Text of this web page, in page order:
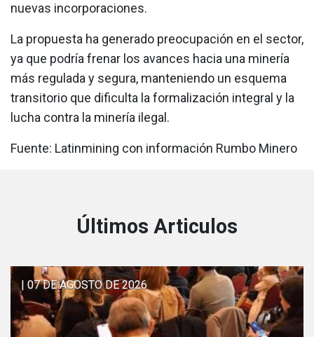
nuevas incorporaciones.
La propuesta ha generado preocupación en el sector,
ya que podría frenar los avances hacia una minería
más regulada y segura, manteniendo un esquema
transitorio que dificulta la formalización integral y la
lucha contra la minería ilegal.
Fuente: Latinmining con información Rumbo Minero
Últimos Articulos
| 07 DE AGOSTO DE 2026